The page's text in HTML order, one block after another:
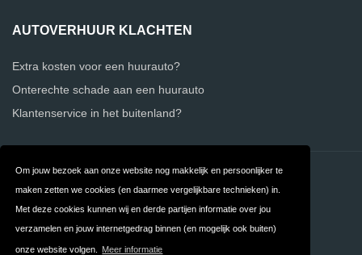
Om jouw bezoek aan onze website nog makkelijk en persoonlijker te
maken zetten we cookies (en daarmee vergelijkbare technieken) in.
Met deze cookies kunnen wij en derde partijen informatie over jou
verzamelen en jouw internetgedrag binnen (en mogelijk ook buiten)
onze website volgen. Meer informatie
AUTOVERHUUR KLACHTEN
Extra kosten voor een huurauto?
Onterechte schade aan een huurauto
Klantenservice in het buitenland?
Contact Over ons
Privacy Algemene
Voorwaarden